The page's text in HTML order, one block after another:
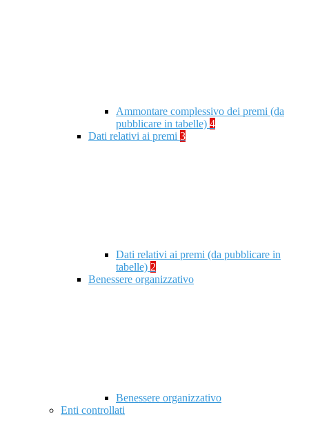
Ammontare complessivo dei premi (da
pubblicare in tabelle) 4
Dati relativi ai premi 3
Dati relativi ai premi (da pubblicare in
tabelle) 2
Benessere organizzativo
Benessere organizzativo
Enti controllati